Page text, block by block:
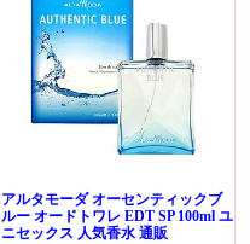
アルタモーダ オーセンティックブ
ルー オードトワレ EDT SP 100ml ユ
ニセックス 人気香水 通販